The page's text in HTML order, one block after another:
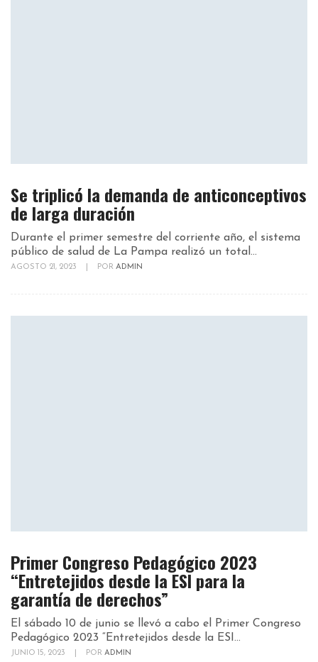
Se triplicó la demanda de anticonceptivos
de larga duración
Durante el primer semestre del corriente año, el sistema
público de salud de La Pampa realizó un total...
AGOSTO 21, 2023 POR ADMIN
Primer Congreso Pedagógico 2023
“Entretejidos desde la ESI para la
garantía de derechos”
El sábado 10 de junio se llevó a cabo el Primer Congreso
Pedagógico 2023 “Entretejidos desde la ESI...
JUNIO 15, 2023 POR ADMIN